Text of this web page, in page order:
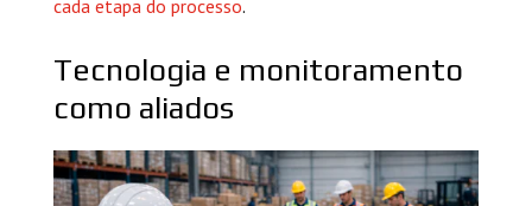
cada etapa do processo.
Tecnologia e monitoramento
como aliados